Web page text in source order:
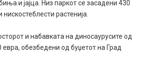
и јајца. Низ паркот се засадени 430
растенија.
и набавката на диносаурусите од
евра, обезбедени од буџетот на Град